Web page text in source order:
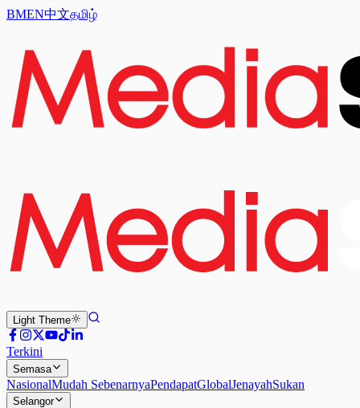
BMEN中文தமிழ்
Light Theme
Terkini
Semasa
NasionalMudah SebenarnyaPendapatGlobalJenayahSukan
Selangor